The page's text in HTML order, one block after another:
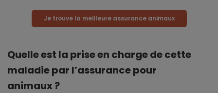
Je trouve la meilleure assurance animaux
Quelle est la prise en charge de cette
maladie par l’assurance pour
animaux ?